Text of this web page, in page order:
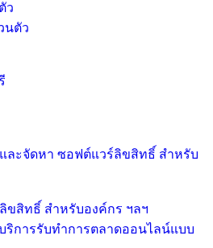
ว
นตัว
ขสิทธิ์ สำหรับองค์กร ฯลฯ